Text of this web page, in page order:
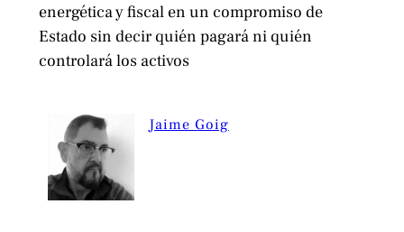
energética y fiscal en un compromiso de
Estado sin decir quién pagará ni quién
controlará los activos
Jaime Goig